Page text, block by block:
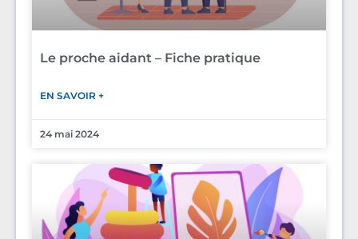
Le proche aidant – Fiche pratique
EN SAVOIR +
24 mai 2024